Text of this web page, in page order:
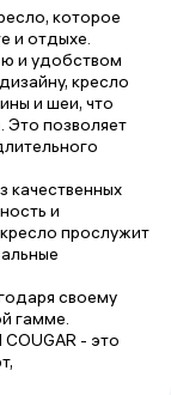
которое
и отдыхе.
и удобством
кресло
и шеи, что
Это позволяет
качественных
и
прослужит
своему
гамме.
- это